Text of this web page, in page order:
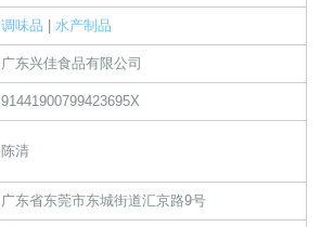
调味品 水产制品
广东兴佳食品有限公司
91441900799423695X
陈清
广东省东莞市东城街道汇京路9号